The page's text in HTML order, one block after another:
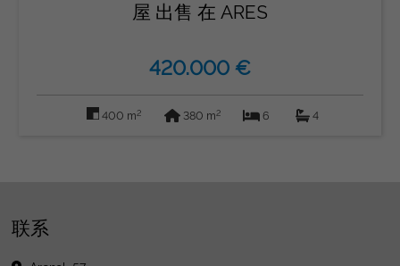
屋 出售 在 ARES
420.000 €
400 m2 380 m2 6 4
联系